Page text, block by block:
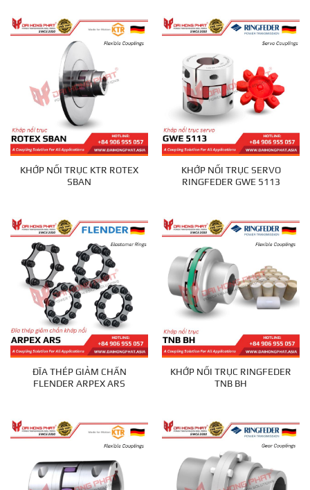
KHỚP NỐI TRỤC KTR ROTEX
SBAN
KHỚP NỐI TRỤC SERVO
RINGFEDER GWE 5113
ĐĨA THÉP GIẢM CHẤN
FLENDER ARPEX ARS
KHỚP NỐI TRỤC RINGFEDER
TNB BH